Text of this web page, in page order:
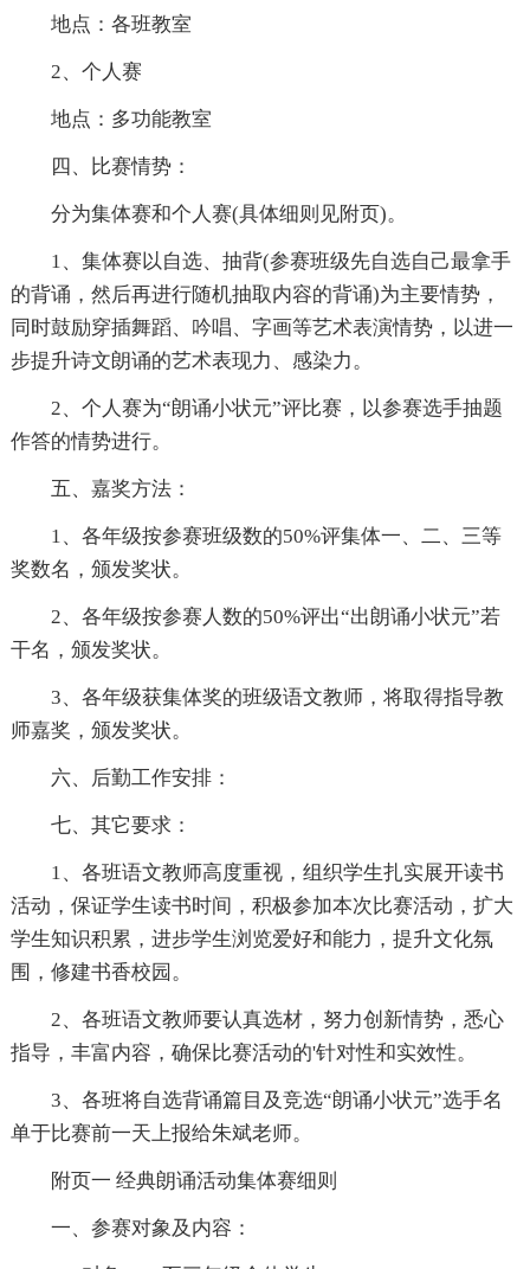
地点：各班教室
2、个人赛
地点：多功能教室
四、比赛情势：
分为集体赛和个人赛(具体细则见附页)。
1、集体赛以自选、抽背(参赛班级先自选自己最拿手
的背诵，然后再进行随机抽取内容的背诵)为主要情势，
同时鼓励穿插舞蹈、吟唱、字画等艺术表演情势，以进一
步提升诗文朗诵的艺术表现力、感染力。
2、个人赛为“朗诵小状元”评比赛，以参赛选手抽题
作答的情势进行。
五、嘉奖方法：
1、各年级按参赛班级数的50%评集体一、二、三等
奖数名，颁发奖状。
2、各年级按参赛人数的50%评出“出朗诵小状元”若
干名，颁发奖状。
3、各年级获集体奖的班级语文教师，将取得指导教
师嘉奖，颁发奖状。
六、后勤工作安排：
七、其它要求：
1、各班语文教师高度重视，组织学生扎实展开读书
活动，保证学生读书时间，积极参加本次比赛活动，扩大
学生知识积累，进步学生浏览爱好和能力，提升文化氛
围，修建书香校园。
2、各班语文教师要认真选材，努力创新情势，悉心
指导，丰富内容，确保比赛活动的'针对性和实效性。
3、各班将自选背诵篇目及竞选“朗诵小状元”选手名
单于比赛前一天上报给朱斌老师。
附页一 经典朗诵活动集体赛细则
一、参赛对象及内容：